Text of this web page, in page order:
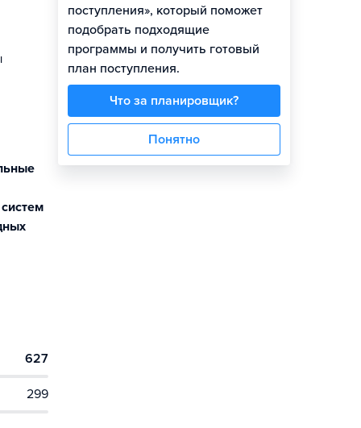
627
299
поступления», который поможет
подобрать подходящие
программы и получить готовый
план поступления.
Что за планировщик?
Понятно